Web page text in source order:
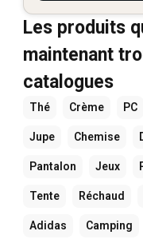
Les produits
maintenant
catalogues
Thé Crème PC
Jupe Chemise
Pantalon Jeux
Tente Réchaud
Adidas Camping